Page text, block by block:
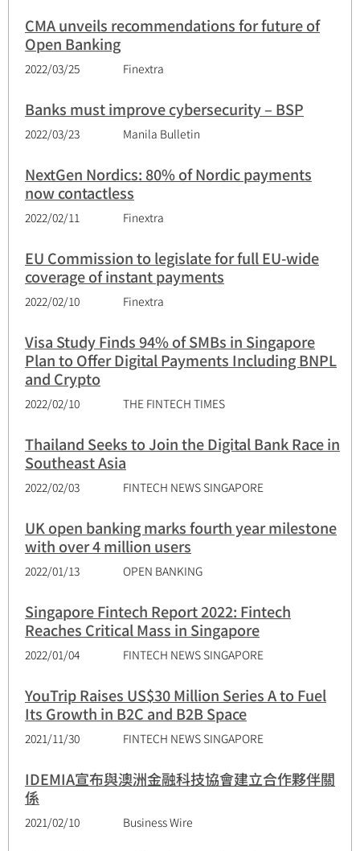
CMA unveils recommendations for future of
Open Banking
2022/03/25 Finextra
Banks must improve cybersecurity – BSP
2022/03/23 Manila Bulletin
NextGen Nordics: 80% of Nordic payments
now contactless
2022/02/11 Finextra
EU Commission to legislate for full EU-wide
coverage of instant payments
2022/02/10 Finextra
Visa Study Finds 94% of SMBs in Singapore
Plan to Offer Digital Payments Including BNPL
and Crypto
2022/02/10 THE FINTECH TIMES
Thailand Seeks to Join the Digital Bank Race in
Southeast Asia
2022/02/03 FINTECH NEWS SINGAPORE
UK open banking marks fourth year milestone
with over 4 million users
2022/01/13 OPEN BANKING
Singapore Fintech Report 2022: Fintech
Reaches Critical Mass in Singapore
2022/01/04 FINTECH NEWS SINGAPORE
YouTrip Raises US$30 Million Series A to Fuel
Its Growth in B2C and B2B Space
2021/11/30 FINTECH NEWS SINGAPORE
IDEMIA宣布與澳洲金融科技協會建立合作夥伴關
係
2021/02/10 Business Wire